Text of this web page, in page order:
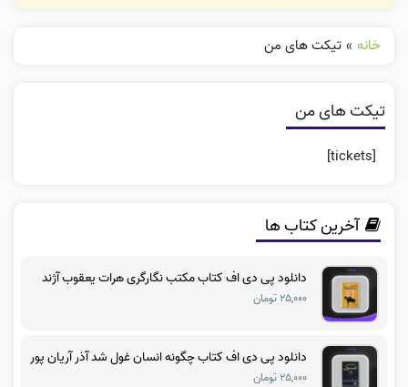
خانه » تیکت های من
تیکت های من
[tickets]
آخرین کتاب ها
دانلود پی دی اف کتاب مکتب نگارگری هرات یعقوب آژند
۲۵,۰۰۰ تومان
دانلود پی دی اف کتاب چگونه انسان غول شد آذر آریان پور
۲۵,۰۰۰ تومان